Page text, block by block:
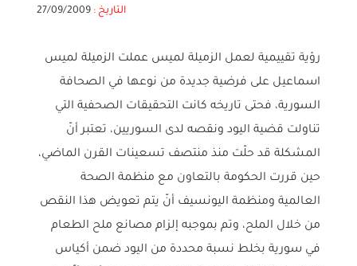
التاريخ :27/09/2009
رؤية تقييمية لعمل الزميلة لميس عملت الزميلة لميس
اسماعيل على فرضية جديدة من نوعها في الصحافة
السورية، فحتى تاريخه كانت التحقيقات الصحفية التي
تناولت قضية اليود ونقصه لدى السوريين، تعتبر أنّ
المشكلة قد حلّت منذ منتصف تسعينات القرن الماضي،
حين قررت الحكومة بالتعاون مع منظمة الصحة
العالمية ومنظمة اليونسيف أنّ يتم تعويض هذا النقص
من خلال الملح، وتم بموجبه إلزام مصانع ملح الطعام
في سورية بخلط نسبة محددة من اليود ضمن أكياس